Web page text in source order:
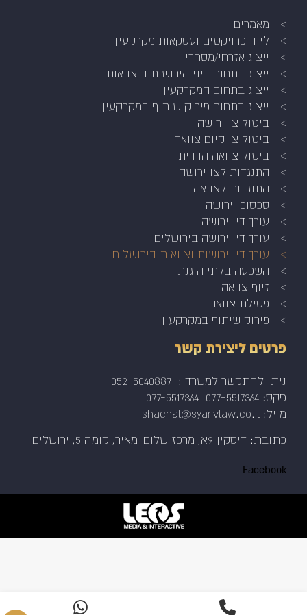
מאמרים
ליווי פרויקטים ועסקאות מקרקעין
ייצוג אזרחי/מסחרי
ייצוג בתחום דיני הירושות והצוואות
ייצוג בתחום המקרקעין
ייצוג בתחום פירוק שיתוף במקרקעין
ביטול צו ירושה
ביטול צו קיום צוואה
ביטול צוואה הדדית
התנגדות לצו ירושה
התנגדות לצוואה
סכסוכי ירושה
עורך דין ירושה
עורך דין ירושה בירושלים
עורך דין ירושות וצוואות בירושלים
השפעה בלתי הוגנת
זיוף צוואה
פסילת צוואה
פירוק שיתוף במקרקעין
פרטים ליצירת קשר
ניתן להתקשר למשרד :
052-5040887
פקס: 077-5517364
077-5517364
מייל: shachal@syarivlaw.co.il
כתובת: דיסקין 9א, מרכז שלום-מאיר, קומה 5, ירושלים
Facebook